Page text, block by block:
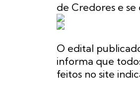
de Credores e se
O edital
informa que
feitos no site